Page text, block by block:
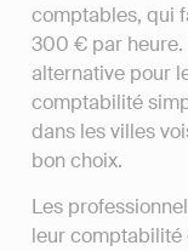
comptables, qui
300 € par heure.
alternative pour
comptabilité
dans les villes
bon choix.
Les
leur comptabilité